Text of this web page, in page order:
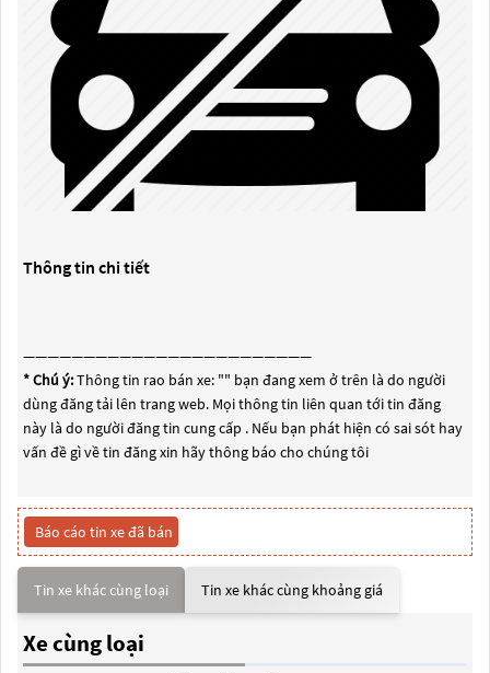
Thông tin chi tiết
————————————————————————
* Chú ý:Thông tin rao bán xe: "" bạn đang xem ở trên là do người
dùng đăng tải lên trang web. Mọi thông tin liên quan tới tin đăng
này là do người đăng tin cung cấp . Nếu bạn phát hiện có sai sót hay
vấn đề gì về tin đăng xin hãy thông báo cho chúng tôi
Báo cáo tin xe đã bán
Tin xe khác cùng loại Tin xe khác cùng khoảng giá
Xe cùng loại